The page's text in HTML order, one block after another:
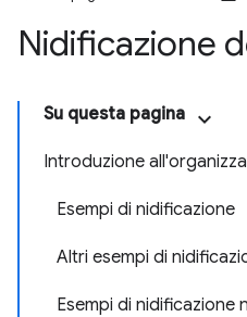
Nidificazione
Su questa pagina
Introduzione
Esempi di nidificazione
Altri esempi di
Esempi di nidificazione